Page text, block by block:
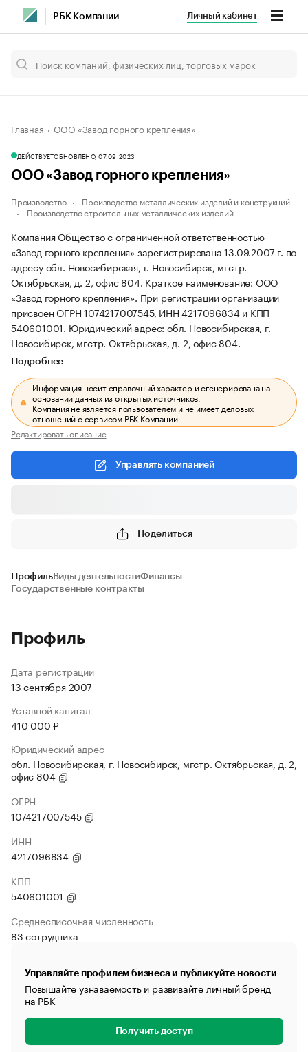
РБК Компании Личный кабинет
Главная ООО «Завод горного крепления»
ДЕЙСТВУЕТОБНОВЛЕНО, 07.09.2023
ООО «Завод горного крепления»
Производство
Производство металлических изделий и конструкций
Производство строительных металлических изделий
Компания Общество с ограниченной ответственностью
«Завод горного крепления» зарегистрирована 13.09.2007 г. по
адресу обл. Новосибирская, г. Новосибирск, мгстр.
Октябрьская, д. 2, офис 804. Краткое наименование: ООО
«Завод горного крепления». При регистрации организации
присвоен ОГРН 1074217007545, ИНН 4217096834 и КПП
540601001. Юридический адрес: обл. Новосибирская, г.
Новосибирск, мгстр. Октябрьская, д. 2, офис 804.
Подробнее
Информация носит справочный характер и сгенерирована на
основании данных из открытых источников.
Компания не является пользователем и не имеет деловых
отношений с сервисом РБК Компании.
Редактировать описание
Управлять компанией
Поделиться
ПрофильВиды деятельностиФинансы
Государственные контракты
Профиль
Дата регистрации
13 сентября 2007
Уставной капитал
410 000 ₽
Юридический адрес
обл. Новосибирская, г. Новосибирск, мгстр. Октябрьская, д. 2,
офис 804
ОГРН
1074217007545
ИНН
4217096834
КПП
540601001
Среднесписочная численность
83 сотрудника
Управляйте профилем бизнеса и публикуйте новости
Повышайте узнаваемость и развивайте личный бренд
на РБК
Получить доступ